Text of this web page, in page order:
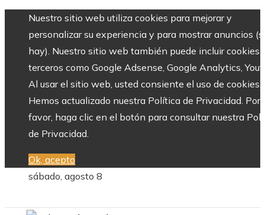
Nuestro sitio web utiliza cookies para mejorar y
personalizar su experiencia y para mostrar anuncios
hay). Nuestro sitio web también puede incluir cookies
terceros como Google Adsense, Google Analytics,
Al usar el sitio web, usted consiente el uso de cookies.
Hemos actualizado nuestra Política de Privacidad. Por
favor, haga clic en el botón para consultar nuestra
de Privacidad.
Ok, acepto
sábado, agosto 8